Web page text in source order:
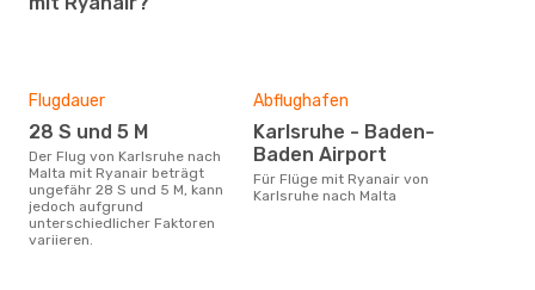
Flugdauer
28 S und 5 M
Der Flug von Karlsruhe nach
Malta mit Ryanair beträgt
ungefähr 28 S und 5 M, kann
jedoch aufgrund
unterschiedlicher Faktoren
variieren.
Abflughafen
Karlsruhe - Baden-
Baden Airport
Für Flüge mit Ryanair von
Karlsruhe nach Malta